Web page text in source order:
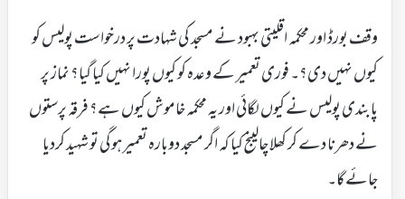
وقف بورڈ اور محکمہ اقلیتی بہبود نے مسجد کی شہادت پر درخواست پولیس کو
کیوں نہیں دی؟۔ فوری تعمیر کے وعدہ کو کیوں پورا نہیں کیا گیا؟ نماز پر
پابندی پولیس نے کیوں لگائی اور یہ محکمہ خاموش کیوں ہے؟ فرقہ پرستوں
نے دھرنا دے کر کھلا چالینج کیا کہ اگر مسجد دوبارہ تعمیر ہوگی تو شہید کردیا
جائے گا۔